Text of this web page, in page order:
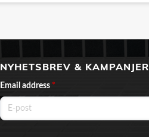
NYHETSBREV & KAMPANJER
Email address *